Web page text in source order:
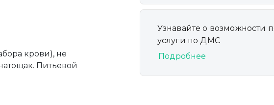
крови), не
Питьевой
Узнавайте о возможности
услуги по ДМС
Подробнее